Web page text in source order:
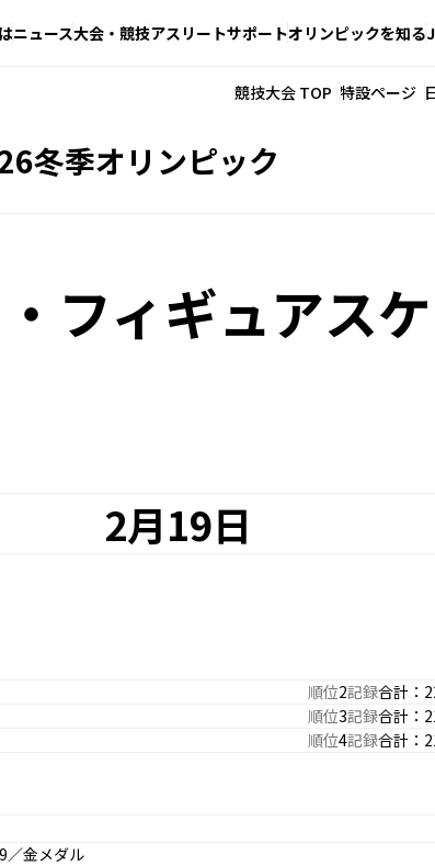
ニュース大会・競技アスリートサポートオリンピックを知る
競技大会 TOP 特設ページ
冬季オリンピック
フィギュアス
2月19日
順位2記録合計：
順位3記録合計：
順位4記録合計：
／金メダル